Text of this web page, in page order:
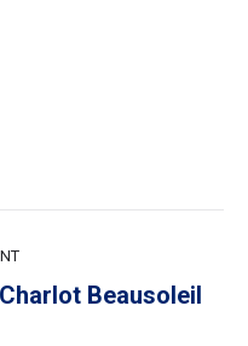
Beausoleil